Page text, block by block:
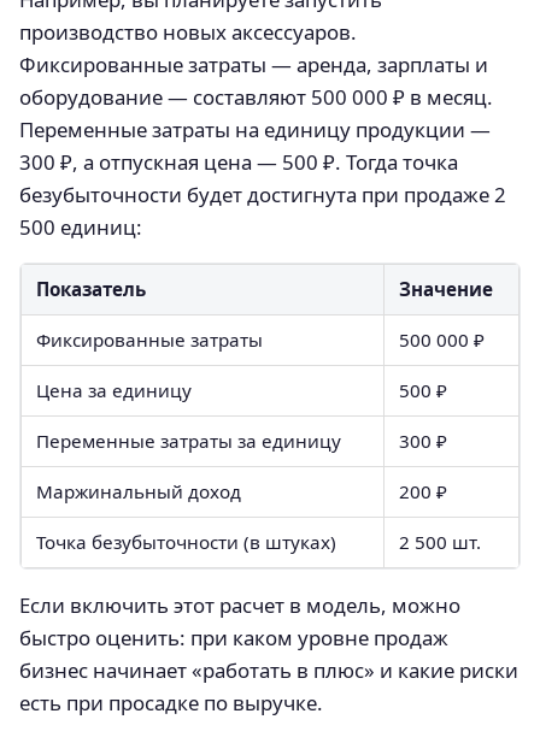
производство новых аксессуаров.
Фиксированные затраты — аренда, зарплаты и
оборудование — составляют 500 000 ₽ в месяц.
Переменные затраты на единицу продукции —
300 ₽, а отпускная цена — 500 ₽. Тогда точка
безубыточности будет достигнута при продаже 2
500 единиц:
Показатель Значение
Фиксированные затраты 500 000 ₽
Цена за единицу 500 ₽
Переменные затраты за единицу 300 ₽
Маржинальный доход 200 ₽
Точка безубыточности (в штуках) 2 500 шт.
Если включить этот расчет в модель, можно
быстро оценить: при каком уровне продаж
бизнес начинает «работать в плюс» и какие риски
есть при просадке по выручке.